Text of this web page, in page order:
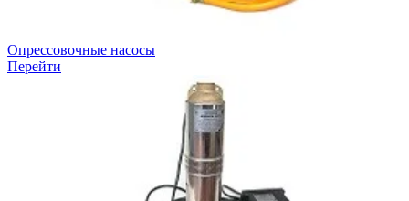
Опрессовочные насосы
Перейти